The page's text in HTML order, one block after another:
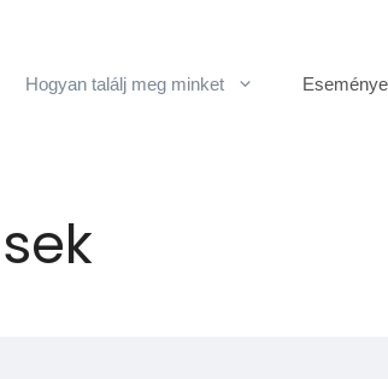
Hogyan találj meg minket